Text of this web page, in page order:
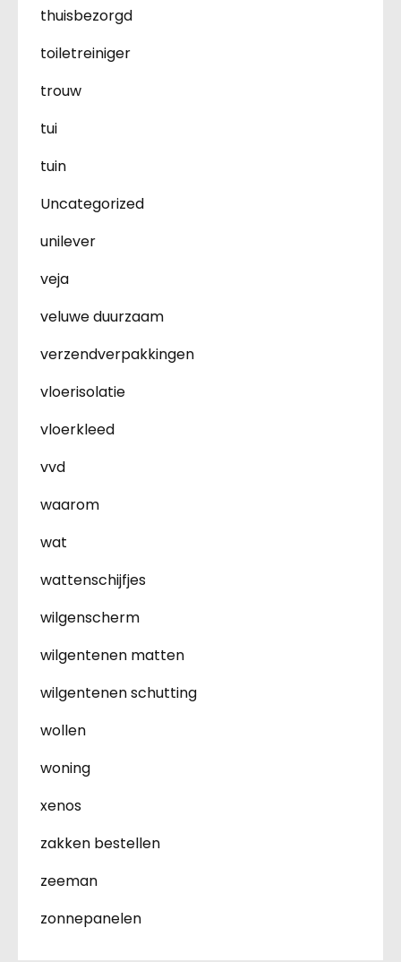
thuisbezorgd
toiletreiniger
trouw
tui
tuin
Uncategorized
unilever
veja
veluwe duurzaam
verzendverpakkingen
vloerisolatie
vloerkleed
vvd
waarom
wat
wattenschijfjes
wilgenscherm
wilgentenen matten
wilgentenen schutting
wollen
woning
xenos
zakken bestellen
zeeman
zonnepanelen